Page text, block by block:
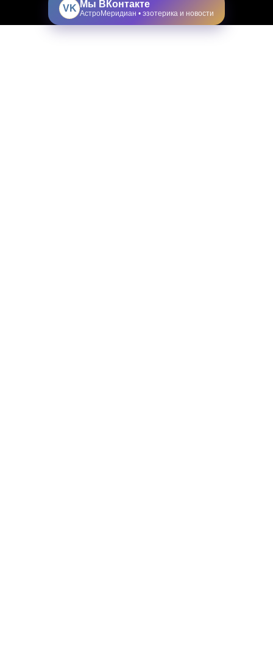
VK Мы ВКонтакте
АстроМеридиан • эзотерика и новости